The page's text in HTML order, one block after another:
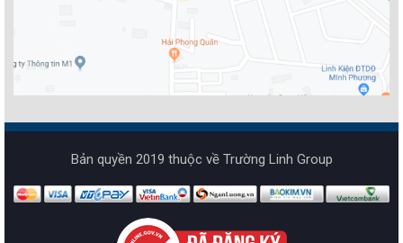
Bản quyền 2019 thuộc về Trường Linh Group